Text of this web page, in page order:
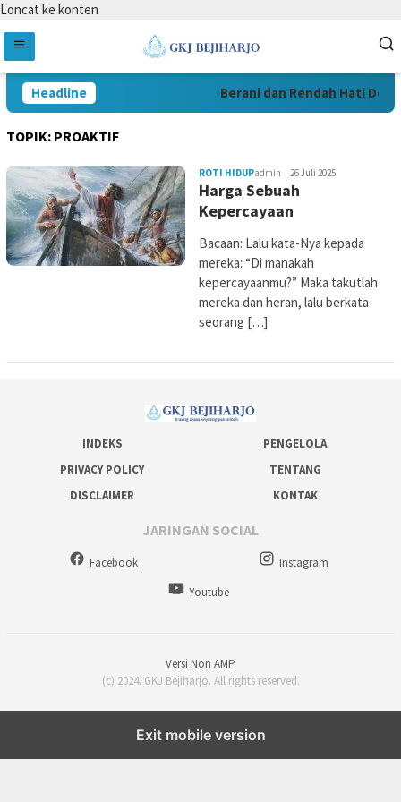
Loncat ke konten
Headline Berani dan Rendah Hati
TOPIK: PROAKTIF
ROTI HIDUPadmin 26 Juli 2025
Harga Sebuah
Kepercayaan
Bacaan: Lalu kata-Nya kepada
mereka: “Di manakah
kepercayaanmu?” Maka takutlah
mereka dan heran, lalu berkata
seorang […]
INDEKS
PENGELOLA
PRIVACY POLICY
TENTANG
DISCLAIMER
KONTAK
JARINGAN SOCIAL
Facebook
Instagram
Youtube
Versi Non AMP
(c) 2024. GKJ Bejiharjo. All rights reserved.
Exit mobile version